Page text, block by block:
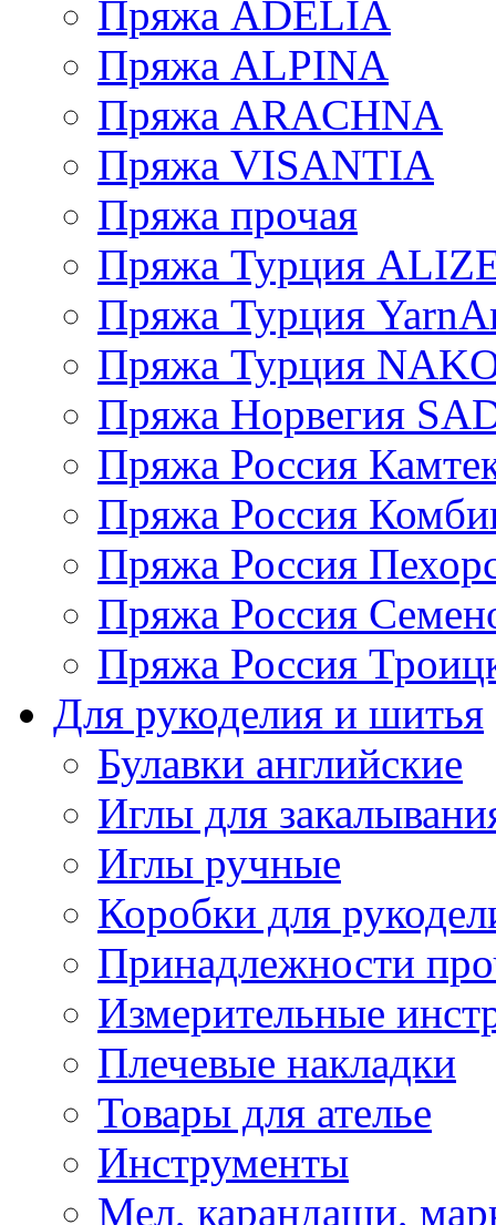
Пряжа ADELIA
Пряжа ALPINA
Пряжа ARACHNA
Пряжа VISANTIA
Пряжа прочая
Пряжа Турция
Пряжа Турция
Пряжа Турция
Пряжа Норвегия
Пряжа Россия
Пряжа Россия
Пряжа Россия
Пряжа Россия
Пряжа Россия
Для рукоделия и шитья
Булавки английские
Иглы для
Иглы ручные
Коробки для
Принадлежности
Измерительные
Плечевые накладки
Товары для ателье
Инструменты
Мел, карандаши,